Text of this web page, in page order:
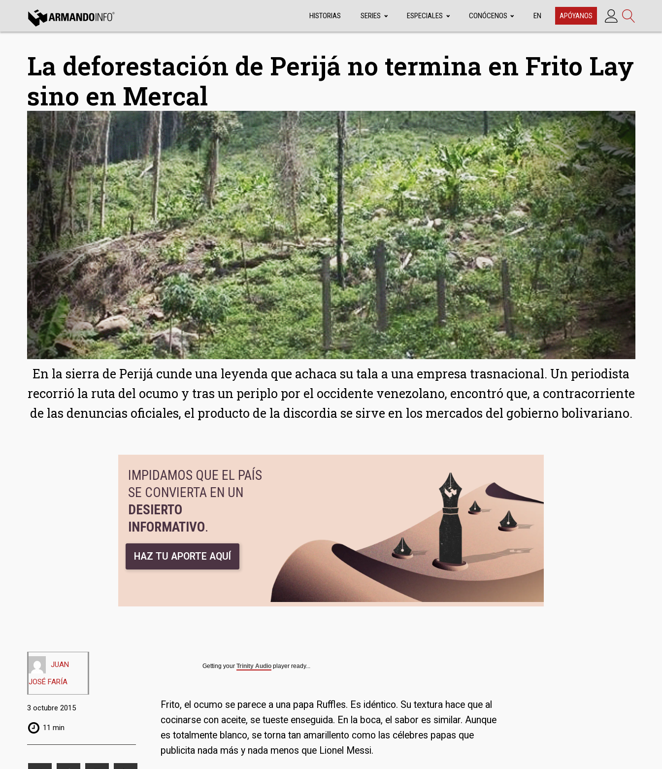
HISTORIAS SERIES ESPECIALES CONÓCENOS EN APÓYANOS
La deforestación de Perijá no termina en Frito Lay
sino en Mercal
En la sierra de Perijá cunde una leyenda que achaca su tala a una empresa trasnacional. Un periodista
recorrió la ruta del ocumo y tras un periplo por el occidente venezolano, encontró que, a contracorriente
de las denuncias oficiales, el producto de la discordia se sirve en los mercados del gobierno bolivariano.
IMPIDAMOS QUE EL PAÍS
SE CONVIERTA EN UN
DESIERTO
INFORMATIVO.
HAZ TU APORTE AQUÍ
JUAN
JOSÉ FARÍA
3 octubre 2015
11 min
Getting yourTrinity Audio player ready...
Frito, el ocumo se parece a una papa Ruffles. Es idéntico. Su textura hace que al
cocinarse con aceite, se tueste enseguida. En la boca, el sabor es similar. Aunque
es totalmente blanco, se torna tan amarillento como las célebres papas que
publicita nada más y nada menos que Lionel Messi.